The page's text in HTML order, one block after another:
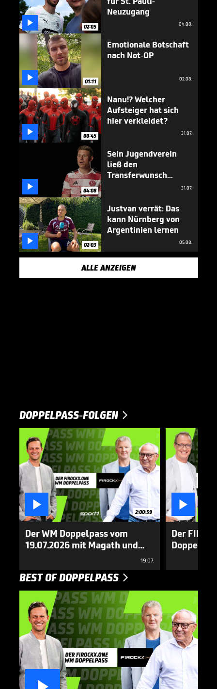
 02:05
Neuzugang
04.08.
 01:11
Emotionale Botschaft
nach Not-OP
02.08.
 00:45
Nanu!? Welcher
Aufsteiger hat sich
hier verkleidet?
31.07.
 04:08
Sein Jugendverein
ließ den
Transferwunsch
31.07.
 02:03
Justvan verrät: Das
kann Nürnberg von
Argentinien lernen
05.08.
ALLE ANZEIGEN
DOPPELPASS-FOLGEN 
 2:00:59
Der WM Doppelpass vom
19.07.2026 mit Magath und
19.07.

Der
BEST OF DOPPELPASS 